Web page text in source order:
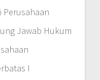
Perusahaan
Jawab Hukum
I